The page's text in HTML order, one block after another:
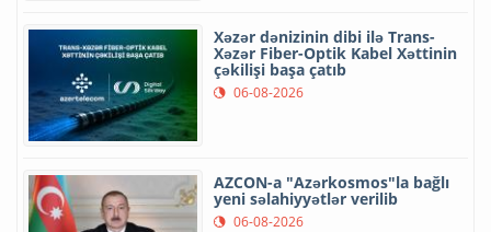
Xəzər dənizinin dibi ilə Trans-
Xəzər Fiber-Optik Kabel Xəttinin
çəkilişi başa çatıb
06-08-2026
AZCON-a "Azərkosmos"la bağlı
yeni səlahiyyətlər verilib
06-08-2026